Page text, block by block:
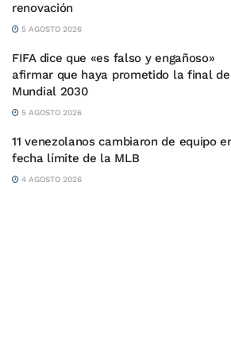
renovación
5 AGOSTO 2026
FIFA dice que «es falso y engañoso»
afirmar que haya prometido la final
Mundial 2030
5 AGOSTO 2026
11 venezolanos cambiaron de equipo
fecha límite de la MLB
4 AGOSTO 2026